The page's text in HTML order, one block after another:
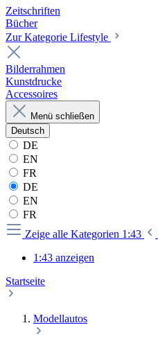
Zeitschriften
Bücher
Zur Kategorie Lifestyle
Bilderrahmen
Kunstdrucke
Accessoires
Menü schließen
Deutsch
DE
EN
FR
DE
EN
FR
Zeige alle Kategorien 1:43
1:43 anzeigen
Startseite
Modellautos